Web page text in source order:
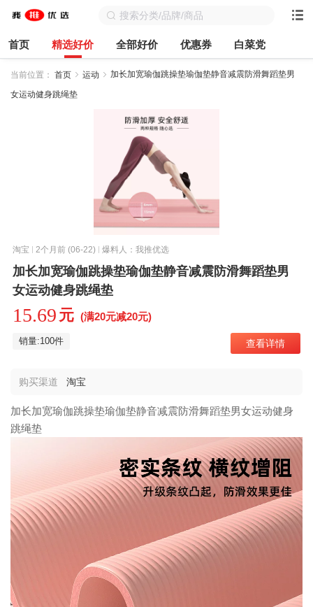
首页 精选好价 全部好价 优惠券 白菜党
当前位置： 首页 运动 加长加宽瑜伽跳操垫瑜伽垫静音减震防滑舞蹈垫男
女运动健身跳绳垫
淘宝 2个月前 (06-22) 爆料人：我推优选
加长加宽瑜伽跳操垫瑜伽垫静音减震防滑舞蹈垫男
女运动健身跳绳垫
15.69 元 (满20元减20元)
销量:100件 查看详情
购买渠道 淘宝
加长加宽瑜伽跳操垫瑜伽垫静音减震防滑舞蹈垫男女运动健身
跳绳垫